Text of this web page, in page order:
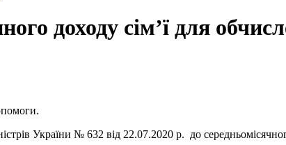
доходу сім’ї для
України № 632 від 22.07.2020 р. до